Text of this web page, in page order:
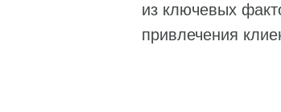
из ключевых
привлечения